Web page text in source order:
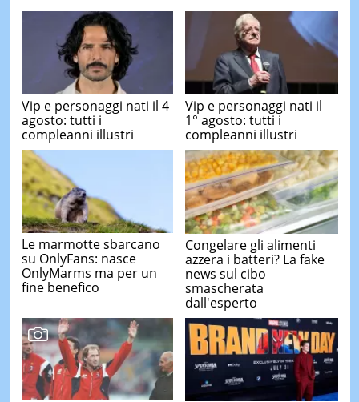
Vip e personaggi nati il 4
agosto: tutti i
compleanni illustri
Vip e personaggi nati il
1° agosto: tutti i
compleanni illustri
Le marmotte sbarcano
su OnlyFans: nasce
OnlyMarms ma per un
fine benefico
Congelare gli alimenti
azzera i batteri? La fake
news sul cibo
smascherata
dall'esperto